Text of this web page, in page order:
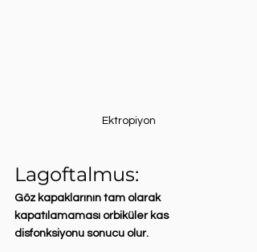
Ektropiyon
Lagoftalmus:⁣
⁣Göz kapaklarının tam olarak
kapatılamaması orbiküler kas
disfonksiyonu sonucu olur. ⁣